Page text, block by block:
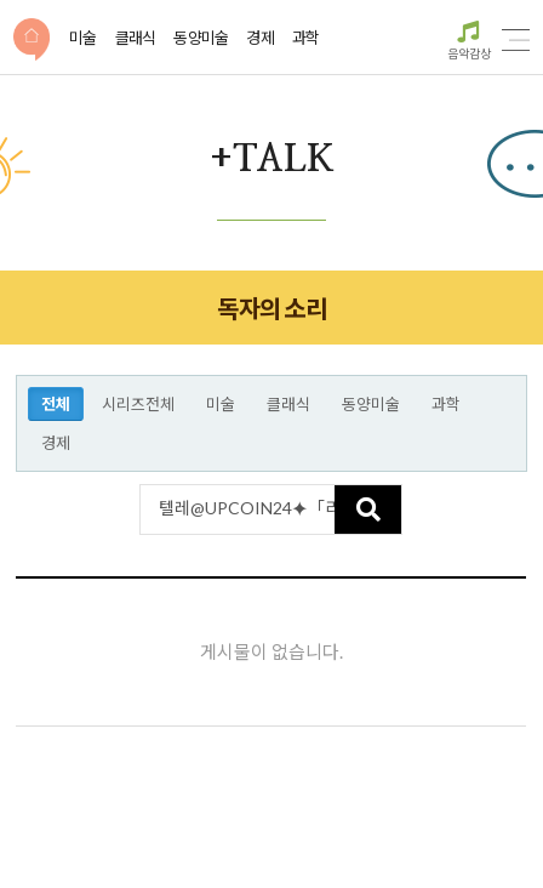
미술 클래식 동양미술 경제 과학
음악감상
+TALK
독자의 소리
전체 시리즈전체 미술 클래식 동양미술
과학
경제
게시물이 없습니다.